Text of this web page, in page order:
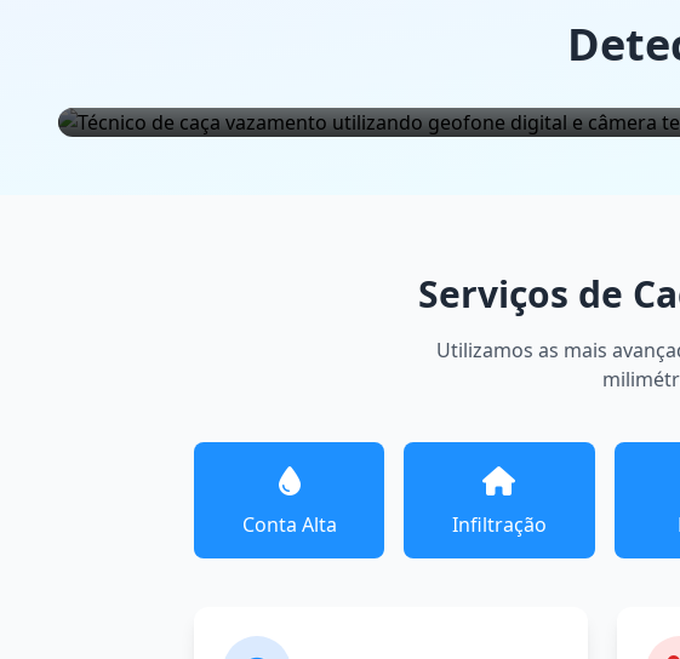
Serviços de
Utilizamos as mais
Conta Alta Infiltração